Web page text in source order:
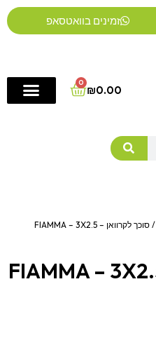
זמינים בוואטסאפ
₪0.00
0
Cart
/ סוכך לקרוואן – FIAMMA – 3X2.5